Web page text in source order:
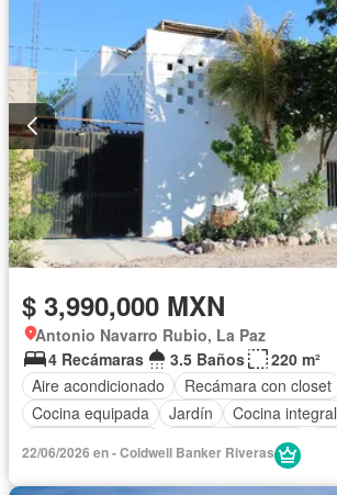
$ 3,990,000 MXN
Antonio Navarro Rubio, La Paz
4 Recámaras
3.5 Baños
220 m²
Aire acondicionado
Recámara con closet
Cocina equipada
Jardín Cocina integral
Cuarto de servicio
22/06/2026 en - Coldwell Banker Riveras